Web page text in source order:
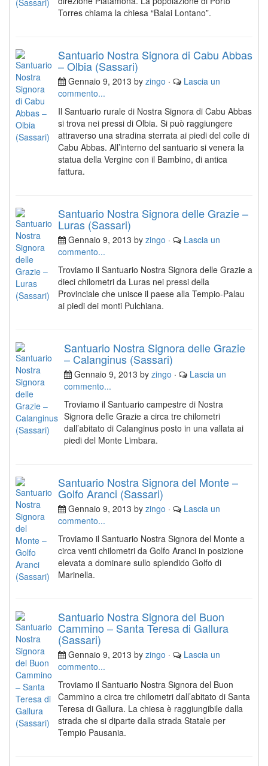
Torres chiama la chiesa “Balai Lontano”.
Santuario Nostra Signora di Cabu Abbas
– Olbia (Sassari)
Gennaio 9, 2013 by zingo ·
Lascia un
commento...
Il Santuario rurale di Nostra Signora di Cabu Abbas
si trova nei pressi di Olbia. Si può raggiungere
attraverso una stradina sterrata ai piedi del colle di
Cabu Abbas. All’interno del santuario si venera la
statua della Vergine con il Bambino, di antica
fattura.
Santuario Nostra Signora delle Grazie –
Luras (Sassari)
Gennaio 9, 2013 by zingo ·
Lascia un
commento...
Troviamo il Santuario Nostra Signora delle Grazie a
dieci chilometri da Luras nei pressi della
Provinciale che unisce il paese alla Tempio-Palau
ai piedi dei monti Pulchiana.
Santuario Nostra Signora delle Grazie
– Calanginus (Sassari)
Gennaio 9, 2013 by zingo ·
Lascia un
commento...
Troviamo il Santuario campestre di Nostra
Signora delle Grazie a circa tre chilometri
dall’abitato di Calanginus posto in una vallata ai
piedi del Monte Limbara.
Santuario Nostra Signora del Monte –
Golfo Aranci (Sassari)
Gennaio 9, 2013 by zingo ·
Lascia un
commento...
Troviamo il Santuario Nostra Signora del Monte a
circa venti chilometri da Golfo Aranci in posizione
elevata a dominare sullo splendido Golfo di
Marinella.
Santuario Nostra Signora del Buon
Cammino – Santa Teresa di Gallura
(Sassari)
Gennaio 9, 2013 by zingo ·
Lascia un
commento...
Troviamo il Santuario Nostra Signora del Buon
Cammino a circa tre chilometri dall’abitato di Santa
Teresa di Gallura. La chiesa è raggiungibile dalla
strada che si diparte dalla strada Statale per
Tempio Pausania.